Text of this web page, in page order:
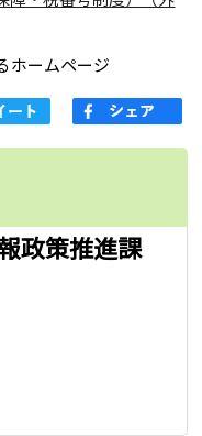
ホームページ
政策推進課